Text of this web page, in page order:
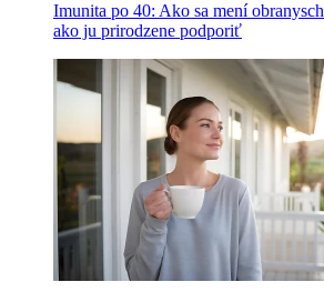
Imunita po 40: Ako sa mení
ako ju prirodzene podporiť